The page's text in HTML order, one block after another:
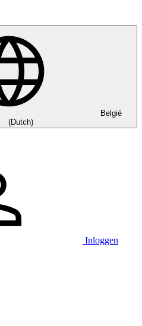
België
(Dutch)
Inloggen